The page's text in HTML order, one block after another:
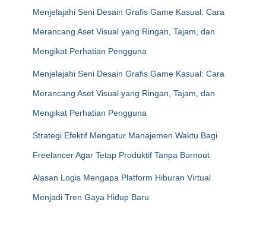
Menjelajahi Seni Desain Grafis Game Kasual: Cara
Merancang Aset Visual yang Ringan, Tajam, dan
Mengikat Perhatian Pengguna
Menjelajahi Seni Desain Grafis Game Kasual: Cara
Merancang Aset Visual yang Ringan, Tajam, dan
Mengikat Perhatian Pengguna
Strategi Efektif Mengatur Manajemen Waktu Bagi
Freelancer Agar Tetap Produktif Tanpa Burnout
Alasan Logis Mengapa Platform Hiburan Virtual
Menjadi Tren Gaya Hidup Baru